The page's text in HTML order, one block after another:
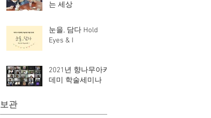
는 세상
눈을, 담다 Hold
Eyes & I
2021년 향나무아카
데미 학술세미나
보관